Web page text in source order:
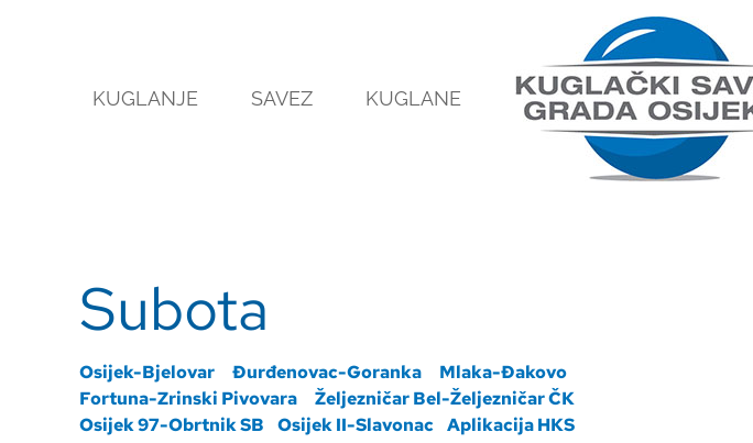
KUGLANJE
SAVEZ KUGLANE
Subota
Osijek-Bjelovar Đurđenovac-Goranka
Mlaka-Đakovo
Fortuna-Zrinski Pivovara
Željezničar Bel-Željezničar ČK
Osijek 97-Obrtnik SB
Osijek II-Slavonac Aplikacija HKS